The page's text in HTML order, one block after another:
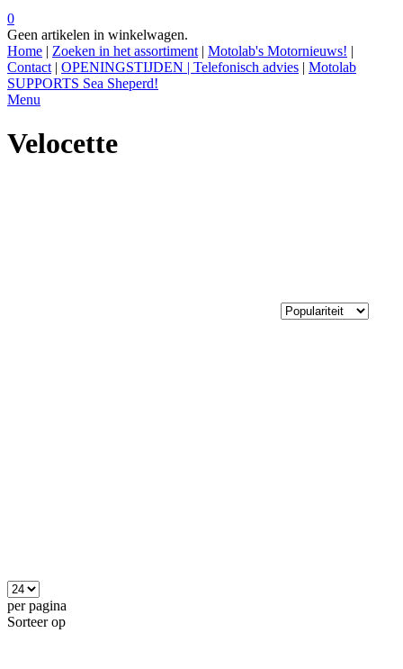
0
Geen artikelen in winkelwagen.
Home | Zoeken in het assortiment | Motolab's Motornieuws! |
Contact | OPENINGSTIJDEN | Telefonisch advies | Motolab
SUPPORTS Sea Sheperd!
Menu
Velocette
per pagina
Sorteer op